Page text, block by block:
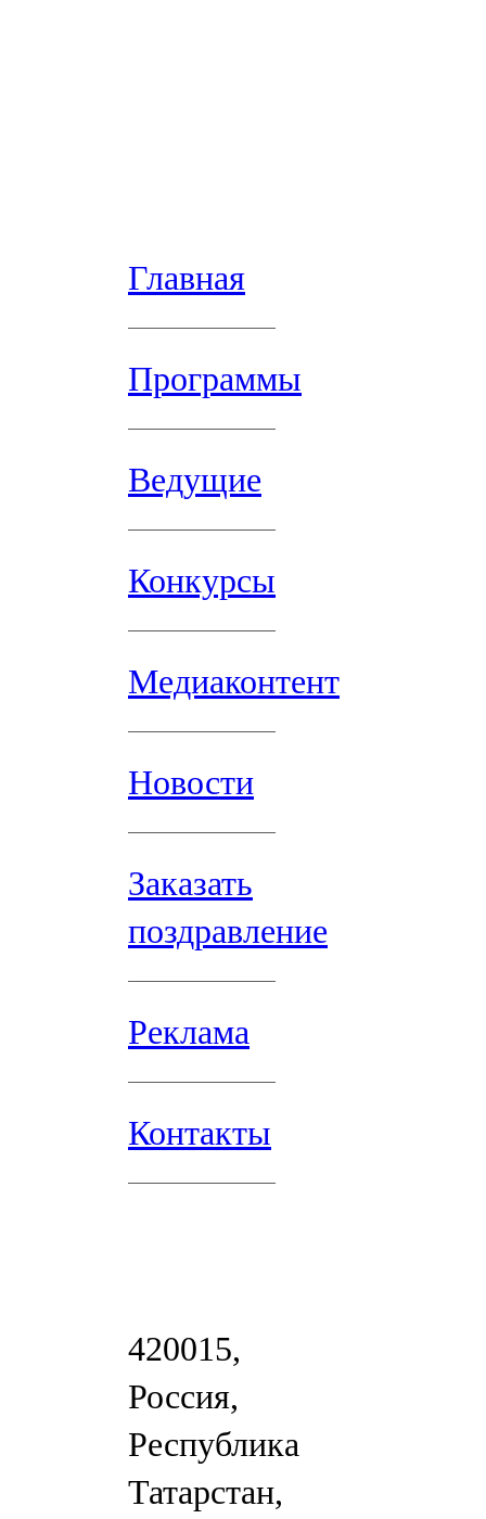
Главная
Программы
Ведущие
Конкурсы
Медиаконтент
Новости
Заказать
поздравление
Реклама
Контакты
420015,
Россия,
Республика
Татарстан,